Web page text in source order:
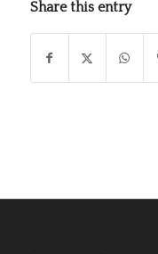
Share this entry